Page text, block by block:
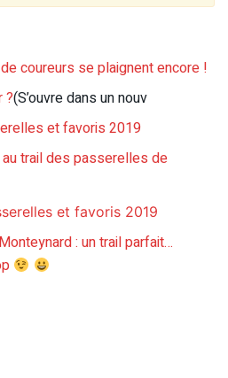
coureurs se plaignent encore !
?(S’ouvre dans un nouv
et favoris 2019
trail des passerelles de
et favoris 2019
: un trail parfait…